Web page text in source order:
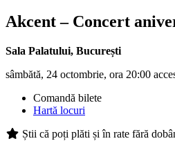
Akcent– Concert
Sala Palatului, București
sâmbătă, 24 octombrie, ora 20:00
Comandă bilete
Hartă locuri
Știi că poți plăti și în rate fără